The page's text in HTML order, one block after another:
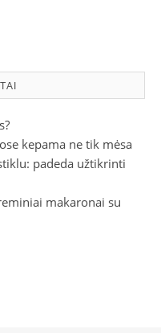
kepama ne tik mėsa
padeda užtikrinti
makaronai su